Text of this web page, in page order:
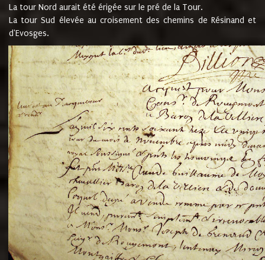
La tour Nord aurait été érigée sur le pré de la Tour.
La tour Sud élevée au croisement des chemins de Résinand et
d'Evosges.